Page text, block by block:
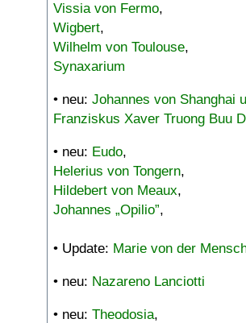
Vissia von Fermo,
Wigbert,
Wilhelm von Toulouse,
Synaxarium
• neu: Johannes von Shanghai
Franziskus Xaver Truong Buu
• neu: Eudo,
Helerius von Tongern,
Hildebert von Meaux,
Johannes „Opilio”,
• Update: Marie von der
• neu: Nazareno Lanciotti
• neu: Theodosia,